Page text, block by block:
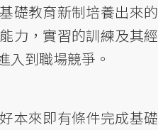
礎教育新制培養出來的
力，實習的訓練及其經
入到職場競爭。
本來即有條件完成基礎